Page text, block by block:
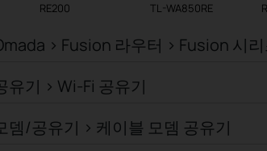
RE200 TL-WA850RE
> Fusion 라우터 > Fusion 시
유기 > Wi-Fi 공유기
뎀/공유기 > 케이블 모뎀 공유기